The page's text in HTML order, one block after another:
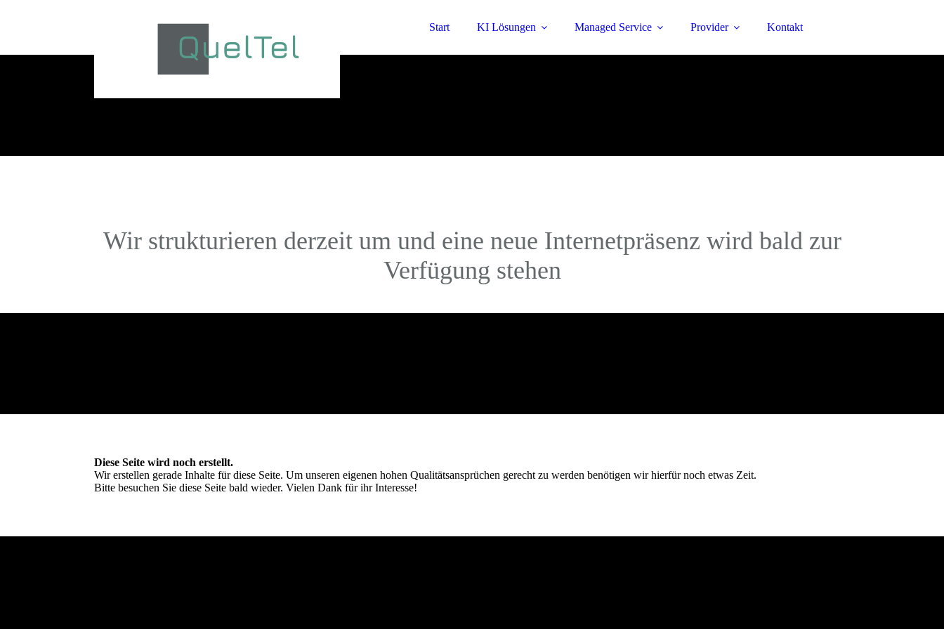
Start KI Lösungen Managed Service Provider Kontakt
Wir strukturieren derzeit um und eine neue Internetpräsenz wird bald zur
Verfügung stehen
Diese Seite wird noch erstellt.
Wir erstellen gerade Inhalte für diese Seite. Um unseren eigenen hohen Qualitätsansprüchen gerecht zu werden benötigen wir hierfür noch etwas Zeit.
Bitte besuchen Sie diese Seite bald wieder. Vielen Dank für ihr Interesse!